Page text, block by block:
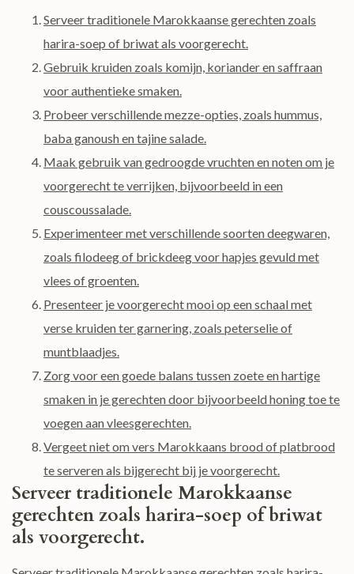
Serveer traditionele Marokkaanse gerechten zoals
harira-soep of briwat als voorgerecht.
Gebruik kruiden zoals komijn, koriander en saffraan
voor authentieke smaken.
Probeer verschillende mezze-opties, zoals hummus,
baba ganoush en tajine salade.
Maak gebruik van gedroogde vruchten en noten om je
voorgerecht te verrijken, bijvoorbeeld in een
couscoussalade.
Experimenteer met verschillende soorten deegwaren,
zoals filodeeg of brickdeeg voor hapjes gevuld met
vlees of groenten.
Presenteer je voorgerecht mooi op een schaal met
verse kruiden ter garnering, zoals peterselie of
muntblaadjes.
Zorg voor een goede balans tussen zoete en hartige
smaken in je gerechten door bijvoorbeeld honing toe te
voegen aan vleesgerechten.
Vergeet niet om vers Marokkaans brood of platbrood
te serveren als bijgerecht bij je voorgerecht.
Serveer traditionele Marokkaanse
gerechten zoals harira-soep of briwat
als voorgerecht.